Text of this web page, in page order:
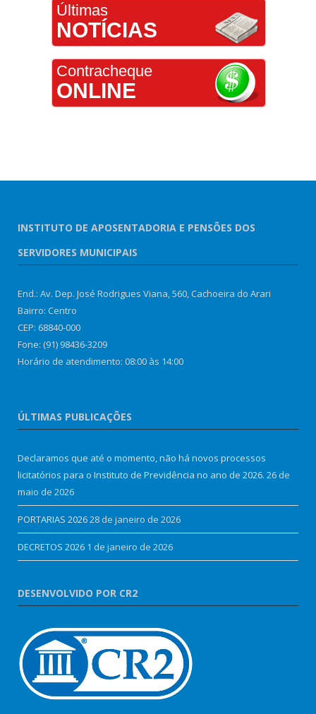
Últimas
NOTÍCIAS
Contracheque
ONLINE
INSTITUTO DE APOSENTADORIA E PENSÕES DOS
SERVIDORES MUNICIPAIS
End.: Av. Dep. José Rodrigues Viana, 560, Cachoeira do Arari
Bairro: Centro
CEP: 68840-000
Fone: (91) 98436-3209
Horário de atendimento: 08:00 às 14:00
ÚLTIMAS PUBLICAÇÕES
Declaramos que até o momento, não há novos processos
licitatórios para o Instituto de Previdência no ano de 2026. 26 de
maio de 2026
PORTARIAS 202628 de janeiro de 2026
DECRETOS 2026 1 de janeiro de 2026
DESENVOLVIDO POR CR2